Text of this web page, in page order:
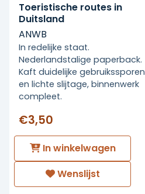
Toeristische routes in
Duitsland
ANWB
In redelijke staat.
Nederlandstalige paperback.
Kaft duidelijke gebruikssporen
en lichte slijtage, binnenwerk
compleet.
€3,50
In winkelwagen
Wenslijst